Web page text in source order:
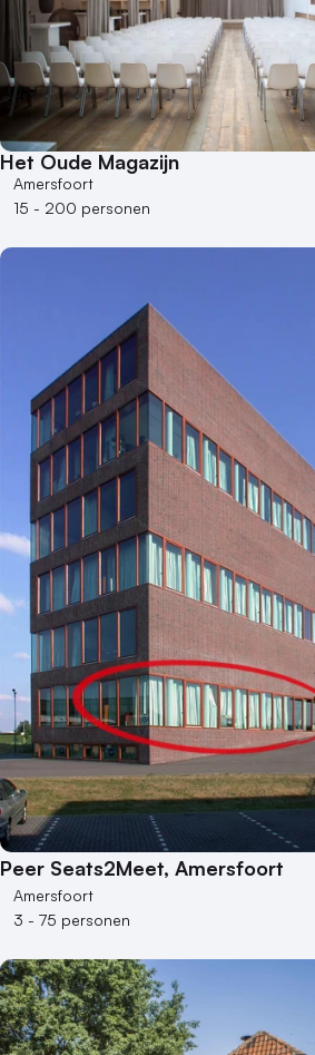
Het Oude Magazijn
Amersfoort
15 - 200 personen
Peer Seats2Meet, Amersfoort
Amersfoort
3 - 75 personen